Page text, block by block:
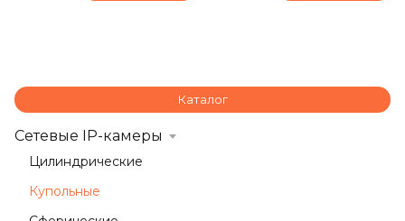
Каталог
Сетевые IP-камеры
Цилиндрические
Купольные